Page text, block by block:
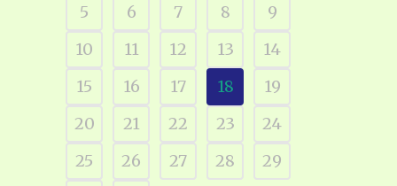
5
6 7 8
9
10
11 12 13
14
15
16 17 18
19
20
21 22 23
24
25
26 27 28
29